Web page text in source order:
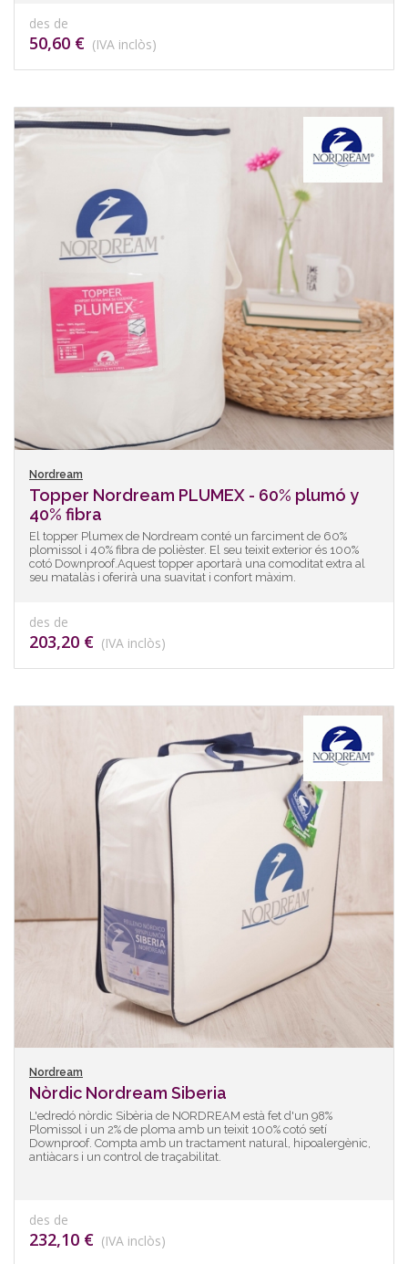
des de
50,60 € (IVA inclòs)
Nordream
Topper Nordream PLUMEX - 60% plumó y
40% fibra
El topper Plumex de Nordream conté un farciment de 60%
plomissol i 40% fibra de polièster. El seu teixit exterior és 100%
cotó Downproof.Aquest topper aportarà una comoditat extra al
seu matalàs i oferirà una suavitat i confort màxim.
des de
203,20 € (IVA inclòs)
Nordream
Nòrdic Nordream Siberia
L'edredó nòrdic Sibèria de NORDREAM està fet d'un 98%
Plomissol i un 2% de ploma amb un teixit 100% cotó setí
Downproof. Compta amb un tractament natural, hipoalergènic,
antiàcars i un control de traçabilitat.
des de
232,10 € (IVA inclòs)